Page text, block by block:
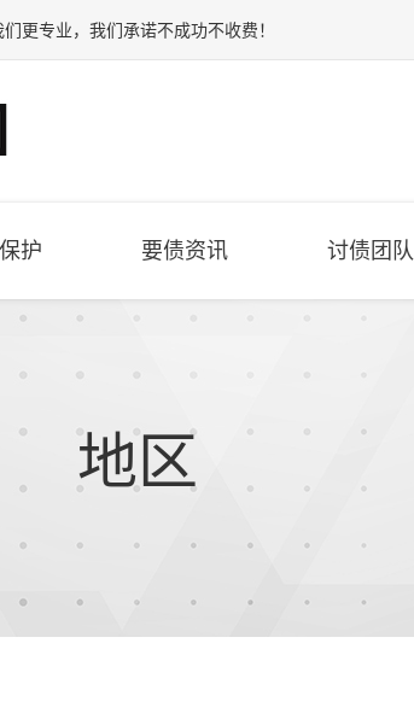
们更专业，我们承诺不成功不收费！
护 要债资讯 讨债团队
地区